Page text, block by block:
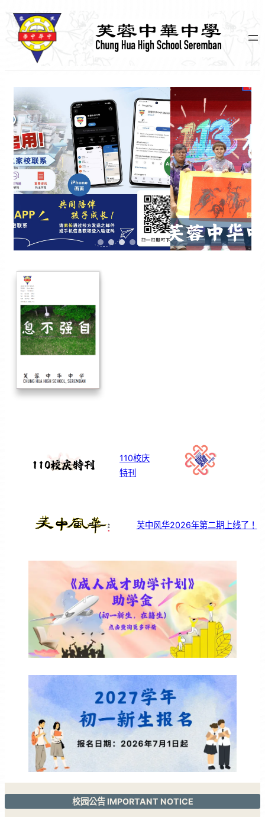
110校庆
特刊
芙中风华2026年第二期上线了！
校园公告 IMPORTANT NOTICE